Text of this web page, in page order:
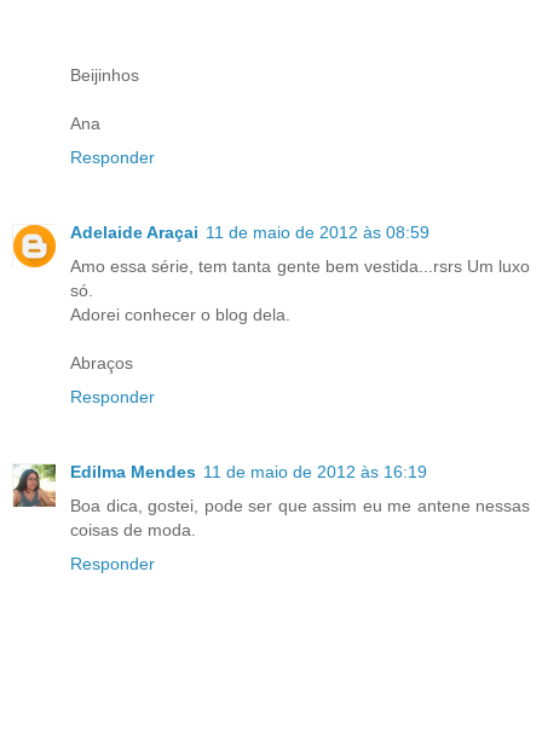
Beijinhos
Ana
Responder
Adelaide Araçai 11 de maio de 2012 às 08:59
Amo essa série, tem tanta gente bem vestida...rsrs Um luxo
só.
Adorei conhecer o blog dela.
Abraços
Responder
Edilma Mendes 11 de maio de 2012 às 16:19
Boa dica, gostei, pode ser que assim eu me antene nessas
coisas de moda.
Responder